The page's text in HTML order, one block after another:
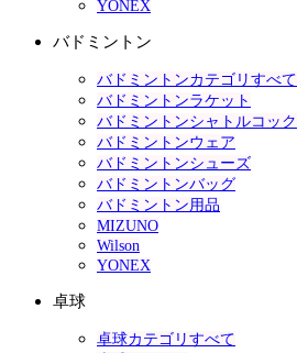
YONEX
バドミントン
バドミントンカテゴリすべて
バドミントンラケット
バドミントンシャトルコック
バドミントンウェア
バドミントンシューズ
バドミントンバッグ
バドミントン用品
MIZUNO
Wilson
YONEX
卓球
卓球カテゴリすべて